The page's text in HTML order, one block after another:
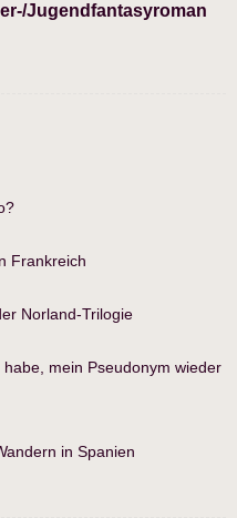
Jugendfantasyroman
Frankreich
Norland-Trilogie
mein Pseudonym wieder
in Spanien